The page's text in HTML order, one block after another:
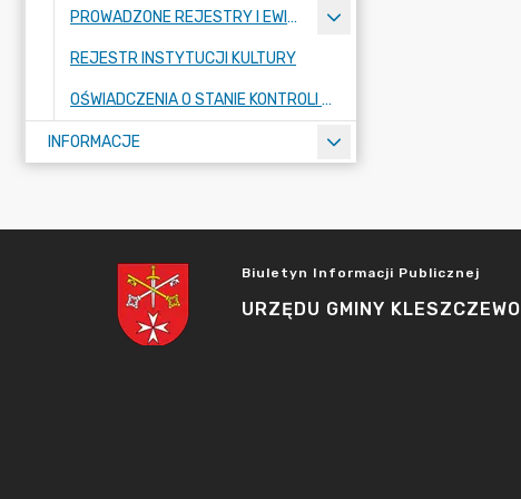
PROWADZONE REJESTRY I EWIDENCJE
REJESTR INSTYTUCJI KULTURY
OŚWIADCZENIA O STANIE KONTROLI ZARZĄDCZEJ
INFORMACJE
Biuletyn Informacji Publicznej
URZĘDU GMINY KLESZCZEWO